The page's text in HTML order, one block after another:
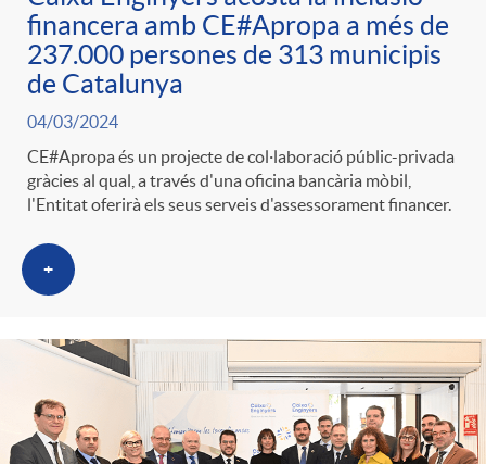
financera amb CE#Apropa a més de
237.000 persones de 313 municipis
de Catalunya
04/03/2024
CE#Apropa és un projecte de col·laboració públic-privada
gràcies al qual, a través d'una oficina bancària mòbil,
l'Entitat oferirà els seus serveis d'assessorament financer.
+